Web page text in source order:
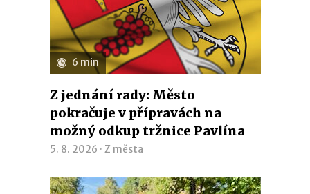
6 min
Z jednání rady: Město
pokračuje v přípravách na
možný odkup tržnice Pavlína
5. 8. 2026 · Z města